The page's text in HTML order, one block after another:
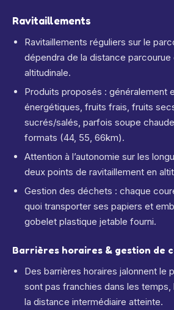
Ravitaillements
Ravitaillements réguliers sur le
dépendra de la distance parcourue
altitudinale.
Produits proposés : généralement
énergétiques, fruits frais, fruits
sucrés/salés, parfois soupe
formats (44, 55, 66km).
Attention à l’autonomie sur les
deux points de ravitaillement en
Gestion des déchets : chaque
quoi transporter ses papiers et
gobelet plastique jetable fourni.
Barrières horaires & gestion de
Des barrières horaires jalonnent le
sont pas franchies dans les temps,
la distance intermédiaire atteinte.